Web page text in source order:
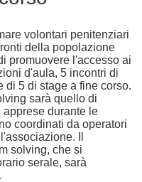
volontari penitenziari
della popolazione
promuovere l'accesso ai
d'aula, 5 incontri di
di 5 di stage a fine corso.
sarà quello di
durante le
coordinati da operatori
Il
solving, che si
serale, sarà